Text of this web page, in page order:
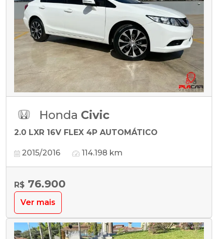
Honda Civic
2.0 LXR 16V FLEX 4P AUTOMÁTICO
2015/2016 114.198 km
R$ 76.900
Ver mais